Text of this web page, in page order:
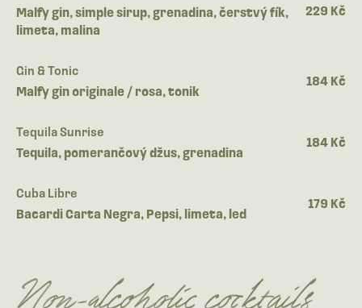
Malfy gin, simple sirup, grenadina, čerstvý fík,
limeta, malina
229 Kč
Gin & Tonic
Malfy gin originale / rosa, tonik
184 Kč
Tequila Sunrise
Tequila, pomerančový džus, grenadina
184 Kč
Cuba Libre
Bacardi Carta Negra, Pepsi, limeta, led
179 Kč